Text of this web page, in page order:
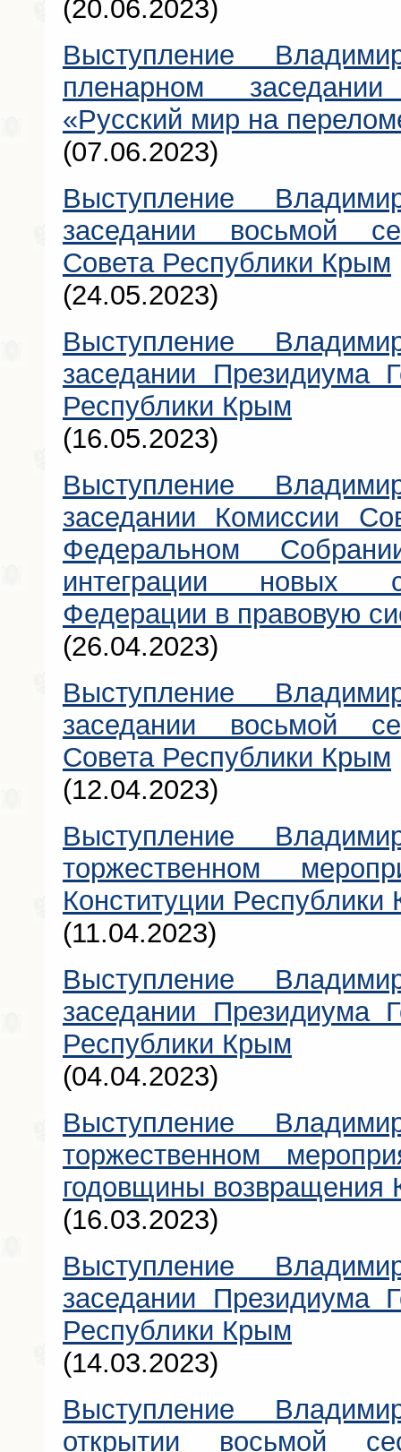
(20.06.2023)
Выступление
пленарном
«Русский мир на
(07.06.2023)
Выступление
заседании восьмой
Совета Республики Крым
(24.05.2023)
Выступление
заседании Президиума
Республики Крым
(16.05.2023)
Выступление
заседании Комиссии
Федеральном
интеграции новых
Федерации в правовую
(26.04.2023)
Выступление
заседании восьмой
Совета Республики Крым
(12.04.2023)
Выступление
торжественном
Конституции Республики
(11.04.2023)
Выступление
заседании Президиума
Республики Крым
(04.04.2023)
Выступление
торжественном
годовщины
(16.03.2023)
Выступление
заседании Президиума
Республики Крым
(14.03.2023)
Выступление
открытии восьмой